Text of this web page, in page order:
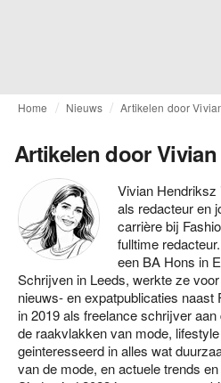
Home Nieuws Artikelen door
Artikelen door
Vivian
als redacteur en
carrière bij
fulltime
een BA Hons in
Schrijven in Leeds, werkte ze
nieuws- en expatpublicaties naast
in 2019 als freelance schrijver
de raakvlakken van mode,
geinteresseerd in alles wat
van de mode, en actuele trends